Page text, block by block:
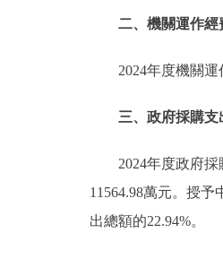
二、機關運作經
2024年度機關
三、政府採購支
2024年度政府
11564.98萬元。授
出總額的22.94%。